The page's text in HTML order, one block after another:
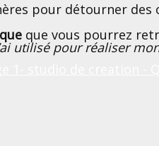
pour détourner
que vous pourrez
utilisé pour réaliser